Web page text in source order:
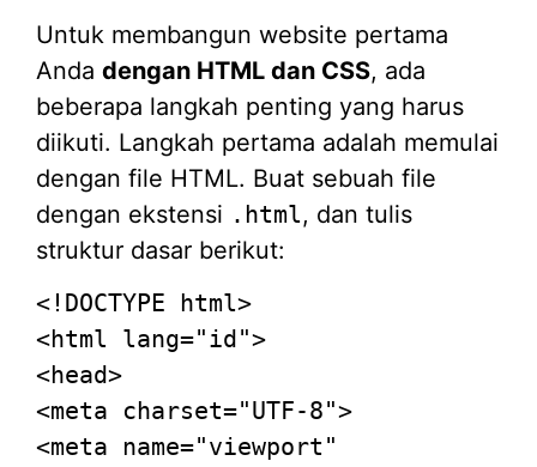
Untuk membangun website pertama
Anda dengan HTML dan CSS, ada
beberapa langkah penting yang harus
diikuti. Langkah pertama adalah memulai
dengan file HTML. Buat sebuah file
dengan ekstensi .html, dan tulis
struktur dasar berikut:
<!DOCTYPE
html>
<html lang="id">
<head>
<meta charset="UTF-8">
<meta name="viewport"